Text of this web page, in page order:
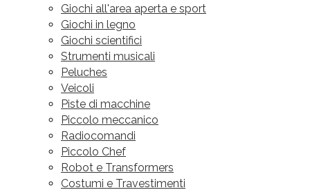
Giochi all'area aperta e sport
Giochi in legno
Giochi scientifici
Strumenti musicali
Peluches
Veicoli
Piste di macchine
Piccolo meccanico
Radiocomandi
Piccolo Chef
Robot e Transformers
Costumi e Travestimenti